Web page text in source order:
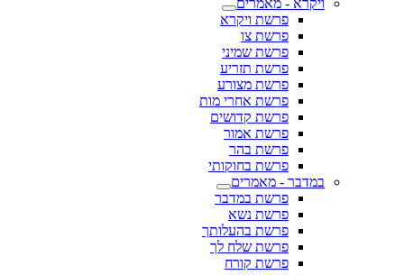
ויקרא - מאמרים
פרשת ויקרא
פרשת צו
פרשת שמיני
פרשת תזריע
פרשת מצורע
פרשת אחרי מות
פרשת קדושים
פרשת אמור
פרשת בהר
פרשת בחוקותי
במדבר - מאמרים
פרשת במדבר
פרשת נשא
פרשת בהעלותך
פרשת שלח לך
פרשת קורח